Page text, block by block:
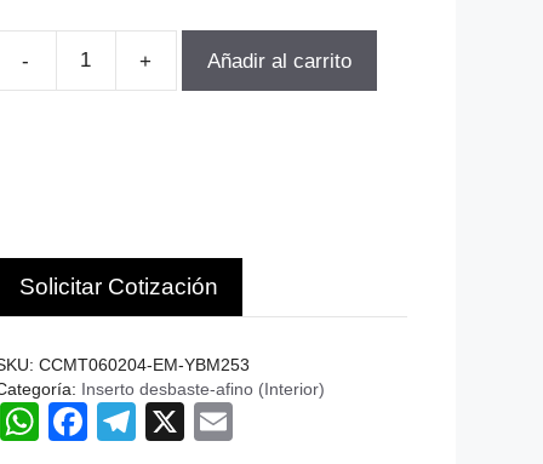
INSERTO
cantidad
Añadir al carrito
Solicitar Cotización
CCMT060204-EM-YBM253
Inserto desbaste-afino (Interior)
W
F
T
X